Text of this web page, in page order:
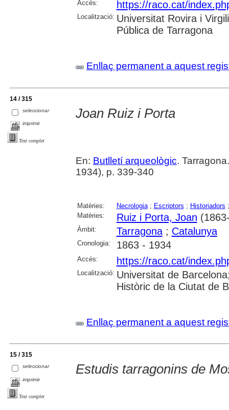
Accés: https://raco.cat/
Localització: Universitat Rovira i
Pública de Tarragona
Enllaç permanent a aquest
14 / 315
seleccionar
imprimir
Text complet
Joan Ruiz i Porta
En: Butlletí arqueològic.
1934), p. 339-340
Matèries: Necrologia; Escriptors ; Historiadors
Matèries:
Ruiz i Porta, Joan
Àmbit: Tarragona; Catalunya
Cronologia: 1863 - 1934
Accés: https://raco.cat/
Localització: Universitat de
Històric de la Ciutat de
Enllaç permanent a aquest
15 / 315
seleccionar
imprimir
Text complet
Estudis tarragonins de